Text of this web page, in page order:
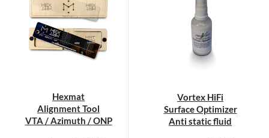
variaties.
Deze
optie
kan
gekozen
de
productpagina
Hexmat
Alignment Tool
VTA / Azimuth / ONP
Vortex HiFi
Surface Optimizer
Anti static fluid